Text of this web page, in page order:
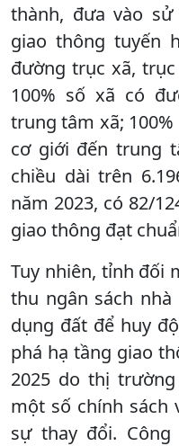
thành, đưa vào
giao thông tuyến
đường trục xã,
100% số xã có
trung tâm xã;
cơ giới đến trung
chiều dài trên
năm 2023, có 82/
giao thông đạt
Tuy nhiên, tỉnh đối
thu ngân sách
dụng đất để huy
phá hạ tầng giao
2025 do thị
một số chính sách
sự thay đổi.